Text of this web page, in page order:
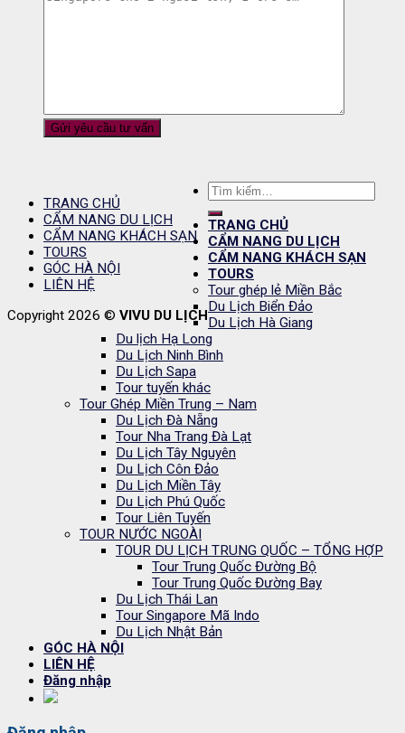
TRANG CHỦ
CẨM NANG DU LỊCH
CẨM NANG KHÁCH SẠN
TOURS
GÓC HÀ NỘI
LIÊN HỆ
Copyright 2026 © VIVU DU LỊCH
Tìm
kiếm:
TRANG CHỦ
CẨM NANG DU LỊCH
CẨM NANG KHÁCH SẠN
TOURS
Tour ghép lẻ Miền Bắc
Du Lịch Biển Đảo
Du Lịch Hà Giang
Du lịch Hạ Long
Du Lịch Ninh Bình
Du Lịch Sapa
Tour tuyến khác
Tour Ghép Miền Trung – Nam
Du Lịch Đà Nẵng
Tour Nha Trang Đà Lạt
Du Lịch Tây Nguyên
Du Lịch Côn Đảo
Du Lịch Miền Tây
Du Lịch Phú Quốc
Tour Liên Tuyến
TOUR NƯỚC NGOÀI
TOUR DU LỊCH TRUNG QUỐC – TỔNG HỢP
Tour Trung Quốc Đường Bộ
Tour Trung Quốc Đường Bay
Du Lịch Thái Lan
Tour Singapore Mã Indo
Du Lịch Nhật Bản
GÓC HÀ NỘI
LIÊN HỆ
Đăng nhập